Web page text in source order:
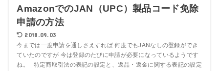
AmazonでのJAN（UPC）製品コード免除
申請の方法
2018.09.03
今までは一度申請を通しさえすれば 何度でもJANなしの登録ができ
ていたのですが 今は登録のたびに申請が必要になっているようです
ね。 特定商取引法の表記の設定と、返品・返金に関する表記の設定